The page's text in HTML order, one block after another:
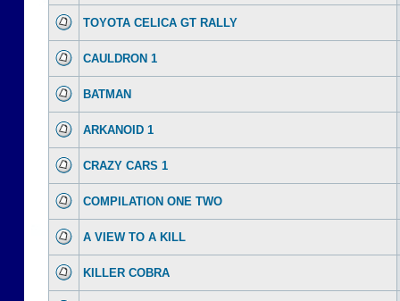
TOYOTA CELICA GT RALLY
CAULDRON 1
BATMAN
ARKANOID 1
CRAZY CARS 1
COMPILATION ONE TWO
A VIEW TO A KILL
KILLER COBRA